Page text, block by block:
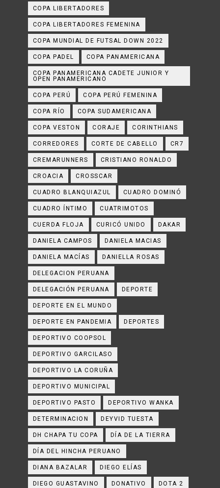
COPA LIBERTADORES
COPA LIBERTADORES FEMENINA
COPA MUNDIAL DE FUTSAL DOWN 2022
COPA PADEL COPA PANAMERICANA
COPA PANAMERICANA CADETE JUNIOR Y
OPEN PANAMERICANO
COPA PERÚ COPA PERÚ FEMENINA
COPA RÍO COPA SUDAMERICANA
COPA VESTON CORAJE CORINTHIANS
CORREDORES CORTE DE CABELLO CR7
CREMARUNNERS CRISTIANO RONALDO
CROACIA CROSSCAR
CUADRO BLANQUIAZUL CUADRO DOMINÓ
CUADRO ÍNTIMO CUATRIMOTOS
CUERDA FLOJA CURICÓ UNIDO DAKAR
DANIELA CAMPOS DANIELA MACIAS
DANIELA MACÍAS DANIELLA ROSAS
DELEGACION PERUANA
DELEGACIÓN PERUANA DEPORTE
DEPORTE EN EL MUNDO
DEPORTE EN PANDEMIA DEPORTES
DEPORTIVO COOPSOL
DEPORTIVO GARCILASO
DEPORTIVO LA CORUÑA
DEPORTIVO MUNICIPAL
DEPORTIVO PASTO DEPORTIVO WANKA
DETERMINACION DEYVID TUESTA
DH CHAPA TU COPA DÍA DE LA TIERRA
DÍA DEL HINCHA PERUANO
DIANA BAZALAR DIEGO ELÍAS
DIEGO GUASTAVINO DONATIVO DOTA 2